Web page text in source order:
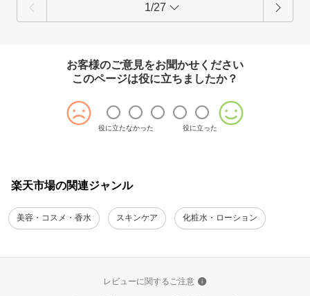
1/27
お客様のご意見をお聞かせください
このページは役に立ちましたか？
役に立たなかった 役に立った
楽天市場の関連ジャンル
美容・コスメ・香水 スキンケア 化粧水・ローション
レビューに関するご注意